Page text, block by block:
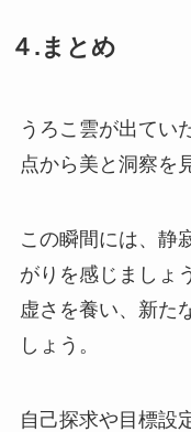
４.まとめ
うろこ雲が出てい
点から美と洞察を
この瞬間には、静
がりを感じましょ
虚さを養い、新た
しょう。
自己探求や目標設